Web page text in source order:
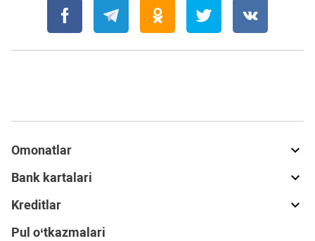
Omonatlar
Bank kartalari
Kreditlar
Pul o‘tkazmalari